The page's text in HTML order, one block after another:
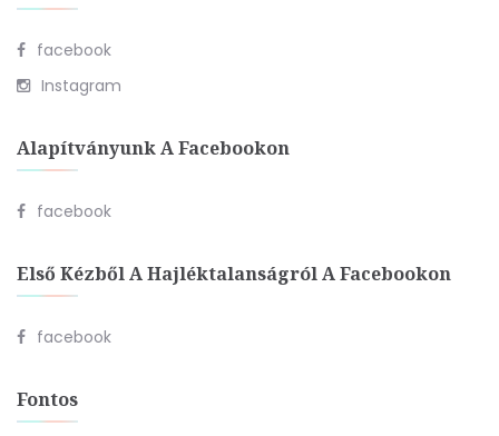
facebook
Instagram
Alapítványunk A Facebookon
facebook
Első Kézből A Hajléktalanságról A Facebookon
facebook
Fontos